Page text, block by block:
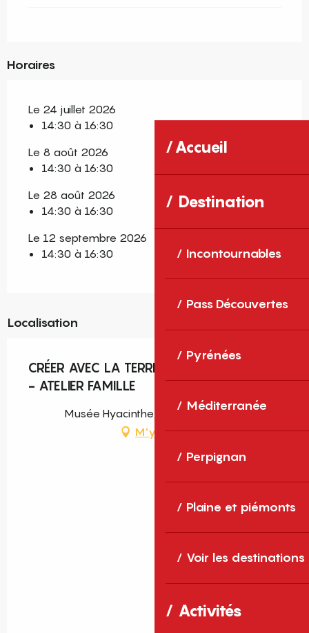
Accueil
Destination
Incontournables
Pass Découvertes
Pyrénées
Méditerranée
Perpignan
Plaine et piémonts
Voir les destinations
Activités
Horaires
Le 24 juillet 2026
14:30 à 16:30
Le 8 août 2026
14:30 à 16:30
Le 28 août 2026
14:30 à 16:30
Le 12 septembre 2026
14:30 à 16:30
Localisation
CRÉER AVEC LA TERRE, RÊVER AVEC MIRÓ
- ATELIER FAMILLE
Musée Hyacinthe Rigaud, Perpignan
M'y rendre